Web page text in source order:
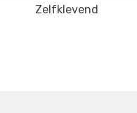
Zelfklevend